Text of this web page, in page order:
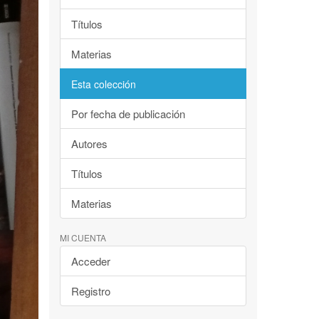
Títulos
Materias
Esta colección
Por fecha de publicación
Autores
Títulos
Materias
MI CUENTA
Acceder
Registro